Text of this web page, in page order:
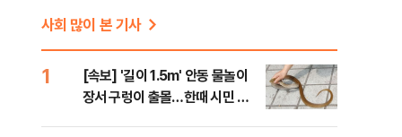
사회 많이 본 기사
1
[속보] '길이 1.5m' 안동 물놀이
장서 구렁이 출몰…한때 시민 대